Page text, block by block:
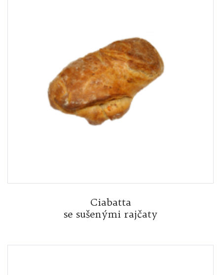
Ciabatta
se sušenými rajčaty